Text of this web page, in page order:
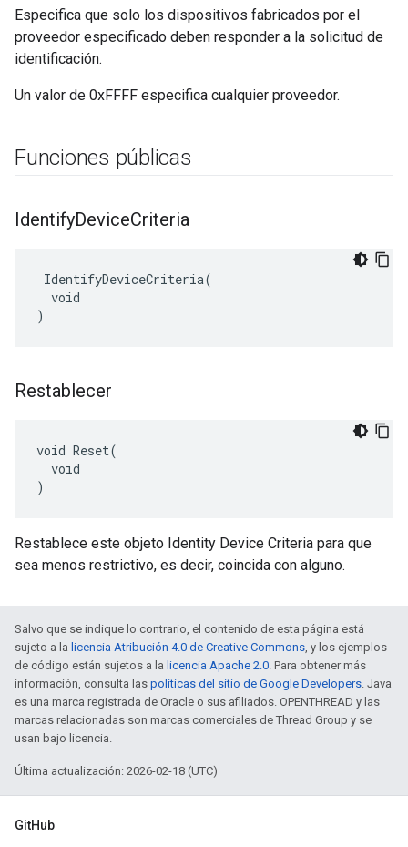
Especifica que solo los dispositivos fabricados por el
proveedor especificado deben responder a la solicitud de
identificación.
Un valor de 0xFFFF especifica cualquier proveedor.
Funciones públicas
IdentifyDeviceCriteria
IdentifyDeviceCriteria(
  void
)
Restablecer
void Reset(
  void
)
Restablece este objeto Identity Device Criteria para que
sea menos restrictivo, es decir, coincida con alguno.
Salvo que se indique lo contrario, el contenido de esta página está
sujeto a la licencia Atribución 4.0 de Creative Commons, y los ejemplos
de código están sujetos a la licencia Apache 2.0. Para obtener más
información, consulta las políticas del sitio de Google Developers. Java
es una marca registrada de Oracle o sus afiliados. OPENTHREAD y las
marcas relacionadas son marcas comerciales de Thread Group y se
usan bajo licencia.
Última actualización: 2026-02-18 (UTC)
GitHub